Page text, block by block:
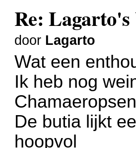
Re:
door Lagarto
Wat een
Ik heb nog
De butia lijkt
hoopvol